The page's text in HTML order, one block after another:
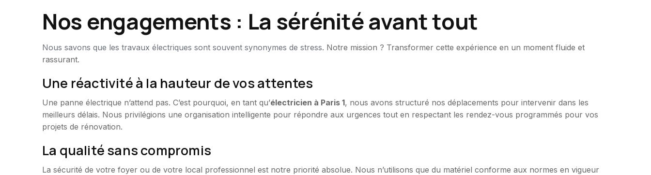
Nos engagements : La sérénité avant tout
Nous savons que les travaux électriques sont souvent synonymes de stress. Notre mission ? Transformer cette expérience en un moment fluide et
rassurant.
Une réactivité à la hauteur de vos attentes
Une panne électrique n’attend pas. C’est pourquoi, en tant qu’électricien à Paris 1, nous avons structuré nos déplacements pour intervenir dans les
meilleurs délais. Nous privilégions une organisation intelligente pour répondre aux urgences tout en respectant les rendez-vous programmés pour vos
projets de rénovation.
La qualité sans compromis
La sécurité de votre foyer ou de votre local professionnel est notre priorité absolue. Nous n’utilisons que du matériel conforme aux normes en vigueur